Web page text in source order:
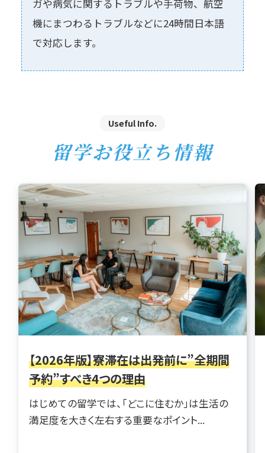
ガや病気に関するトラブルや⼿荷物、航空
機にまつわるトラブルなどに24時間⽇本語
で対応します。
Useful Info.
留学お役立ち情報
【2026年版】寮滞在は出発前に”全期間
予約”すべき4つの理由
はじめての留学では、「どこに住むか」は生活の
満足度を大きく左右する重要なポイント...